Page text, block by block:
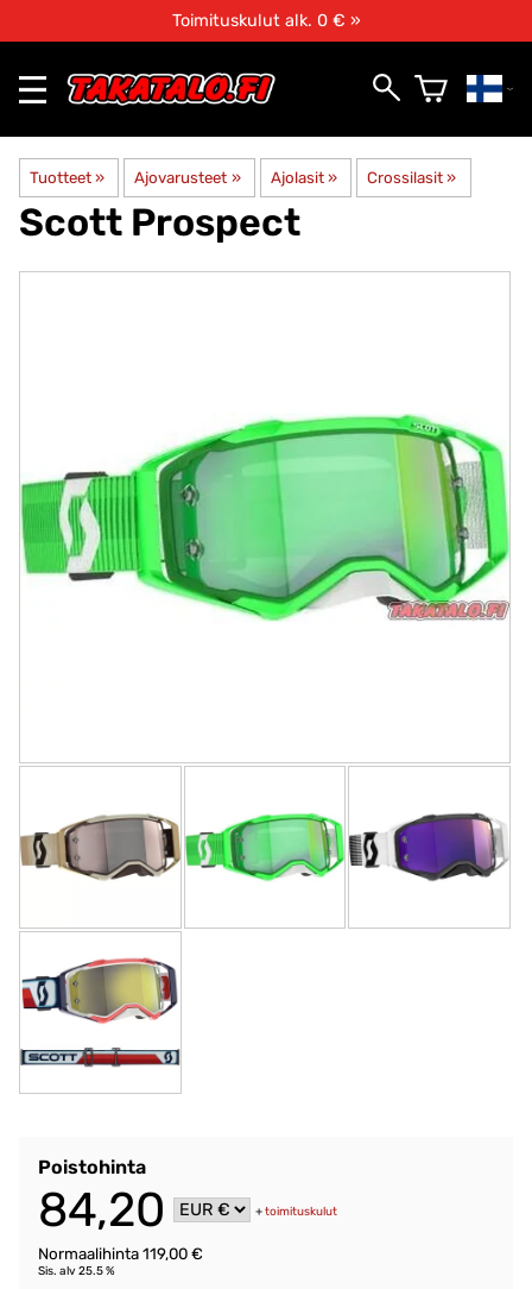
Toimituskulut alk. 0 € »
Tuotteet ‪» Ajovarusteet ‪» Ajolasit ‪» Crossilasit ‪»
Scott Prospect
Poistohinta
84,20 +toimituskulut
Normaalihinta 119,00 €
Sis. alv 25.5 %